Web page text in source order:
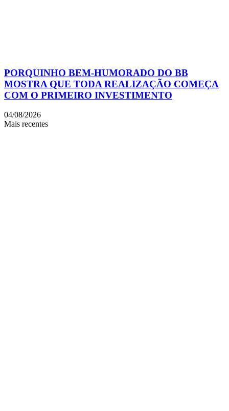
PORQUINHO BEM-HUMORADO DO BB
MOSTRA QUE TODA REALIZAÇÃO COMEÇA
COM O PRIMEIRO INVESTIMENTO
04/08/2026
Mais recentes